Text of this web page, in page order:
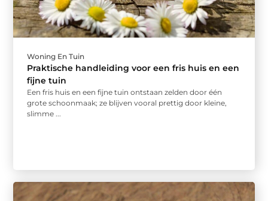
Woning En Tuin
Praktische handleiding voor een fris huis en een
fijne tuin
Een fris huis en een fijne tuin ontstaan zelden door één
grote schoonmaak; ze blijven vooral prettig door kleine,
slimme ...